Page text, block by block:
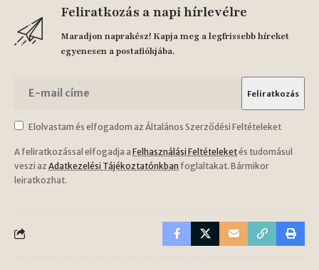
Feliratkozás a napi hírlevélre
Maradjon naprakész! Kapja meg a legfrissebb híreket
egyenesen a postafiókjába.
Elolvastam és elfogadom az Általános Szerződési Feltételeket
A feliratkozással elfogadja a Felhasználási Feltételeketés tudomásul
veszi az Adatkezelési Tájékoztatónkban foglaltakat. Bármikor
leiratkozhat.